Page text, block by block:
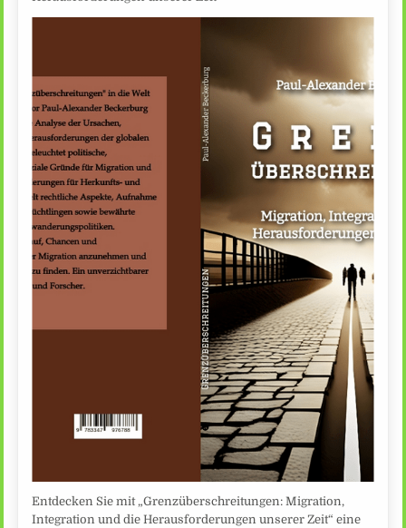
Entdecken Sie mit „Grenzüberschreitungen: Migration,
Integration und die Herausforderungen unserer Zeit“ eine